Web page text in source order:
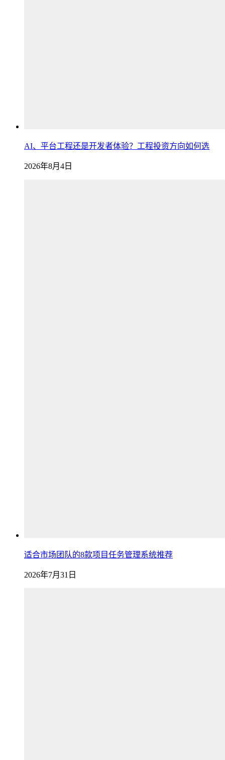
AI、平台工程还是开发者体验？工程投资方向如何选
2026年8月4日
适合市场团队的8款项目任务管理系统推荐
2026年7月31日